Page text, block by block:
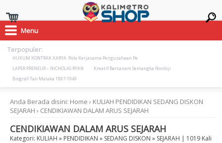
Menu
Terpopuler:
HUKUM KONTRAK KARYA: Pola Kerjasama Pengusahaan Pe
LAPER PRENEUR – NICHOLAS RYAN
Kreatif Bertanam Semangka Nonbiji
Biografi Tan Malaka 1897-1949
Anda Berada disini: Home › KULIAH PENDIDIKAN SEDANG DISKON
SEJARAH › CENDIKIAWAN DALAM ARUS SEJARAH
CENDIKIAWAN DALAM ARUS SEJARAH
Kategori: KULIAH » PENDIDIKAN » SEDANG DISKON » SEJARAH | 1019 Kali